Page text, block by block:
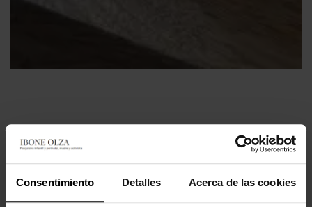
Consentimiento Detalles Acerca de las cookies